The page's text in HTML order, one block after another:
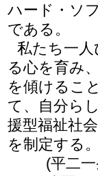
ハード・ソ
である。
私たち一
る心を育み
を傾けるこ
て、自分ら
援型福祉社
を制定する
(平二